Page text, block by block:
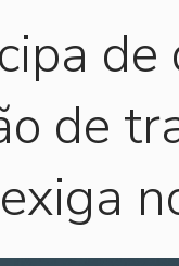
de